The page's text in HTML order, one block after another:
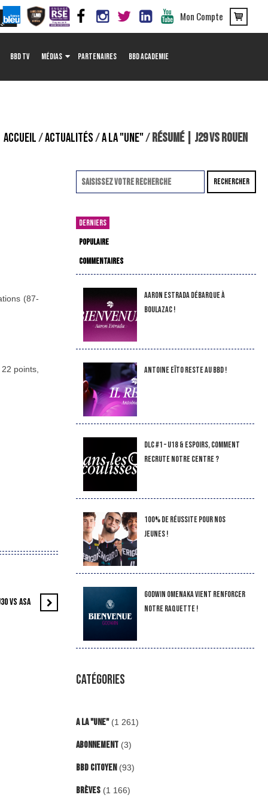
Mon Compte
BBD TV MÉDIAS PARTENAIRES BBD ACADEMIE
ACCUEIL/ACTUALITÉS/A LA "UNE"/ RÉSUMÉ | J29 VS ROUEN
(87-
points,
VS ASA
RECHERCHER
DERNIERS
POPULAIRE
COMMENTAIRES
Aaron Estrada débarque à
Boulazac !
Antoine Eïto reste au BBD !
DLC #1 – U18 & Espoirs, comment
recrute notre Centre ?
100% de réussite pour nos
jeunes !
Godwin Omenaka vient renforcer
notre raquette !
CATÉGORIES
A la "Une"(1 261)
Abonnement(3)
BBD Citoyen (93)
Brèves(1 166)